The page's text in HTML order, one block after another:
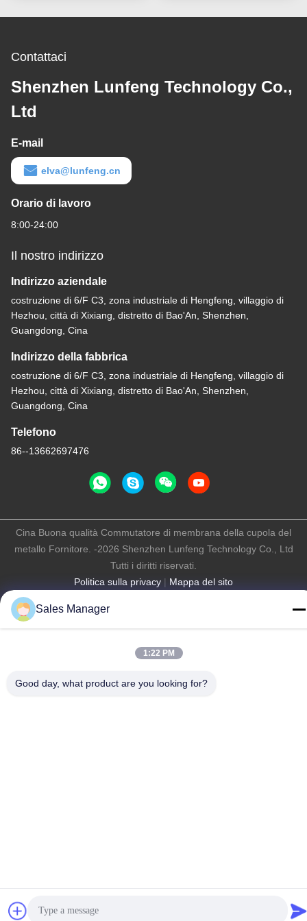
Contattaci
Shenzhen Lunfeng Technology Co.,
Ltd
E-mail
elva@lunfeng.cn
Orario di lavoro
8:00-24:00
Il nostro indirizzo
Indirizzo aziendale
costruzione di 6/F C3, zona industriale di Hengfeng, villaggio di
Hezhou, città di Xixiang, distretto di Bao'An, Shenzhen,
Guangdong, Cina
Indirizzo della fabbrica
costruzione di 6/F C3, zona industriale di Hengfeng, villaggio di
Hezhou, città di Xixiang, distretto di Bao'An, Shenzhen,
Guangdong, Cina
Telefono
86--13662697476
Politica sulla privacy | Mappa del sito
Cina Buona qualità Commutatore di membrana della cupola del
metallo Fornitore. -2026 Shenzhen Lunfeng Technology Co., Ltd
Tutti i diritti riservati.
Sales Manager
1:22 PM
Good day, what product are you looking for?